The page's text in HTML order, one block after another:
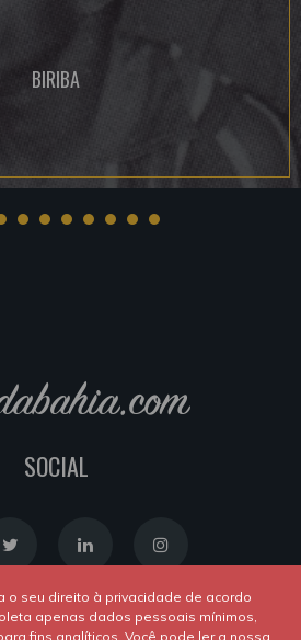
BIRIBA
SOCIAL
o seu direito à privacidade de acordo
apenas dados pessoais mínimos,
fins analíticos. Você pode ler a nossa